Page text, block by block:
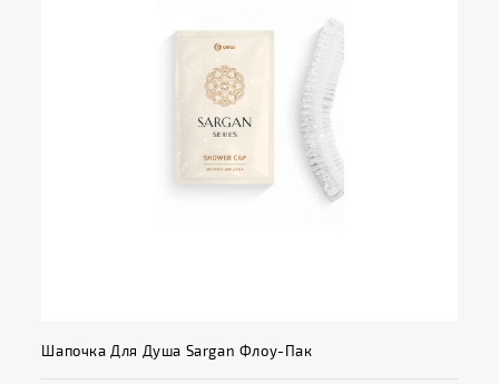
Шапочка Для Душа Sargan Флоу-Пак